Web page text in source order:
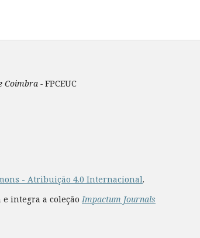
Coimbra - FPCEUC
- Atribuição 4.0 Internacional.
e integra a coleçãoImpactum Journals